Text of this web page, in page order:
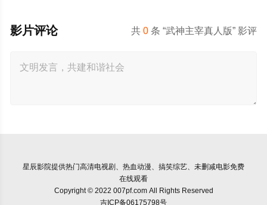
共0 条 “武神主宰真人版” 影评
影片评论
星辰影院提供热门高清电视剧、热血动漫、搞笑综艺、未删减电影免费
在线观看
Copyright © 2022 007pf.com All Rights Reserved
吉ICP备06175798号